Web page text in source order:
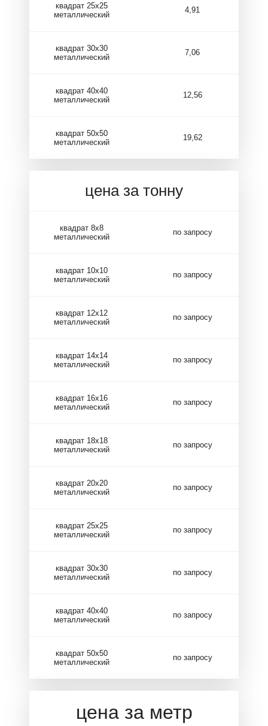
квадрат 25х25
металлический
4,91
квадрат 30х30
металлический
7,06
квадрат 40х40
металлический
12,56
квадрат 50х50
металлический
19,62
цена за тонну
квадрат 8х8
металлический
по запросу
квадрат 10х10
металлический
по запросу
квадрат 12х12
металлический
по запросу
квадрат 14х14
металлический
по запросу
квадрат 16х16
металлический
по запросу
квадрат 18х18
металлический
по запросу
квадрат 20х20
металлический
по запросу
квадрат 25х25
металлический
по запросу
квадрат 30х30
металлический
по запросу
квадрат 40х40
металлический
по запросу
квадрат 50х50
металлический
по запросу
цена за метр